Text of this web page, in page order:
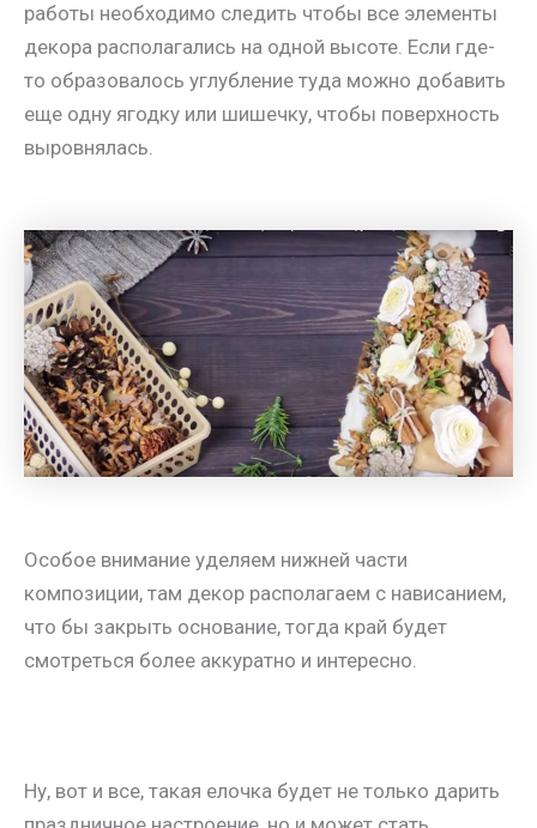
работы необходимо следить чтобы все элементы
декора располагались на одной высоте. Если где-
то образовалось углубление туда можно добавить
еще одну ягодку или шишечку, чтобы поверхность
выровнялась.
Особое внимание уделяем нижней части
композиции, там декор располагаем с нависанием,
что бы закрыть основание, тогда край будет
смотреться более аккуратно и интересно.
Ну, вот и все, такая елочка будет не только дарить